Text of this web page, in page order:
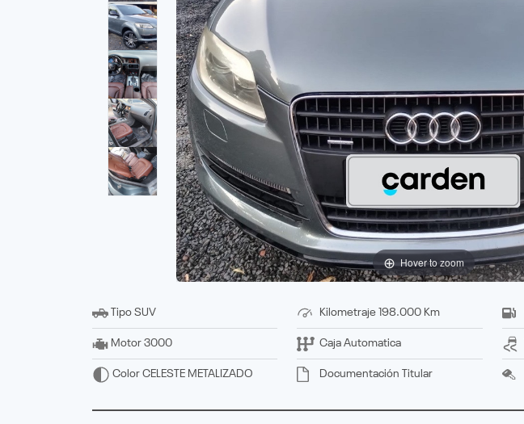
Hover to zoom
Tipo SUV
Motor 3000
Color CELESTE METALIZADO
Kilometraje 198.000 Km
Caja Automatica
Documentación titular